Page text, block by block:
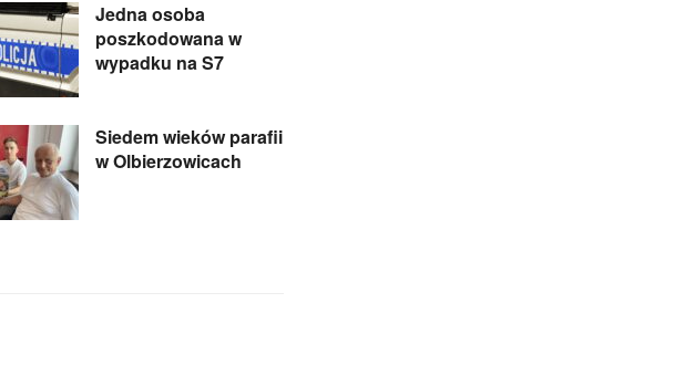
Jedna osoba
poszkodowana w
wypadku na S7
Siedem wieków parafii
w Olbierzowicach